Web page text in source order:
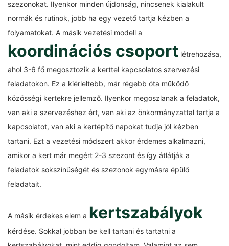
szezonokat. Ilyenkor minden újdonság, nincsenek kialakult
normák és rutinok, jobb ha egy vezető tartja kézben a
folyamatokat. A másik vezetési modell a
koordinációs csoport létrehozása,
ahol 3-6 fő megosztozik a kerttel kapcsolatos szervezési
feladatokon. Ez a kiérleltebb, már régebb óta működő
közösségi kertekre jellemző. Ilyenkor megoszlanak a feladatok,
van aki a szervezéshez ért, van aki az önkormányzattal tartja a
kapcsolatot, van aki a kertépítő napokat tudja jól kézben
tartani. Ezt a vezetési módszert akkor érdemes alkalmazni,
amikor a kert már megért 2-3 szezont és így átlátják a
feladatok sokszínűségét és szezonok egymásra épülő
feladatait.
A másik érdekes elem a kertszabályok
kérdése. Sokkal jobban be kell tartani és tartatni a